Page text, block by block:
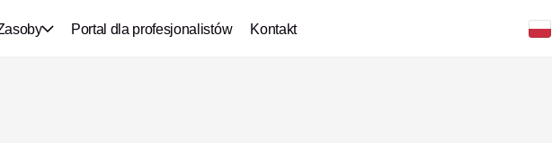
Portal dla profesjonalistów Kontakt